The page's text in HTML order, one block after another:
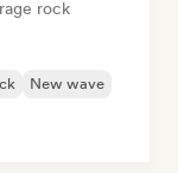
rock
New wave